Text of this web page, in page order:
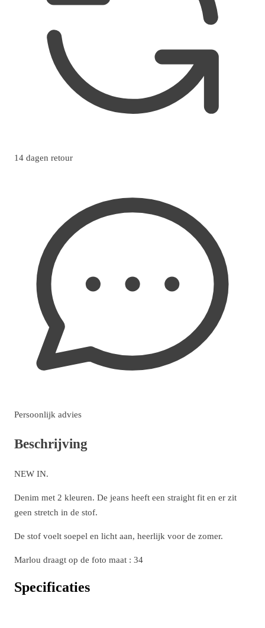
14 dagen retour
Persoonlijk advies
Beschrijving
NEW IN.
Denim met 2 kleuren. De jeans heeft een straight fit en er zit
geen stretch in de stof.
De stof voelt soepel en licht aan, heerlijk voor de zomer.
Marlou draagt op de foto maat : 34
Specificaties